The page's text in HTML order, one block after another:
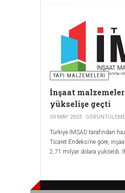
kimyasalları oyuncusu
YAPI MALZEMELERI
İnşaat
yükselişe geçti
09 MAY 2023
Türkiye İMSAD tarafından
Ticaret Endeksi’ne göre,
2,71 milyar dolara yükseldi.
geçtiğimiz yılın aynı